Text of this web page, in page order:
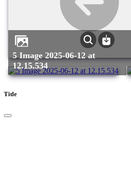
5 Image 2025-06-12 at
12.15.534
Title